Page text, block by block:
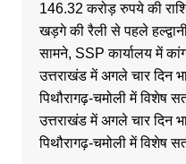
146.32 करोड़ रुपये की
खड़गे की रैली से पहले
सामने, SSP कार्यालय में
उत्तराखंड में अगले चार दिन
पिथौरागढ़-चमोली में विशेष
उत्तराखंड में अगले चार दिन
पिथौरागढ़-चमोली में विशेष